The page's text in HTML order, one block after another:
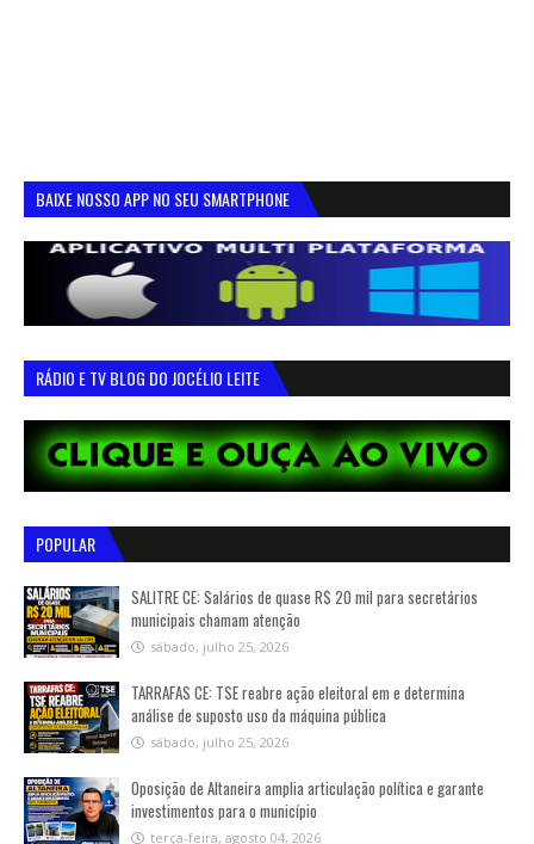
BAIXE NOSSO APP NO SEU SMARTPHONE
RÁDIO E TV BLOG DO JOCÉLIO LEITE
POPULAR
SALITRE CE: Salários de quase R$ 20 mil para secretários
municipais chamam atenção
sábado, julho 25, 2026
TARRAFAS CE: TSE reabre ação eleitoral em e determina
análise de suposto uso da máquina pública
sábado, julho 25, 2026
Oposição de Altaneira amplia articulação política e garante
investimentos para o município
terça-feira, agosto 04, 2026